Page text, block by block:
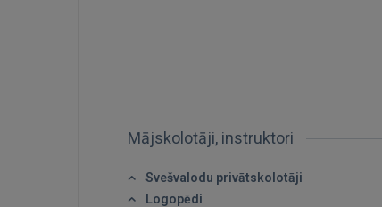
Mājskolotāji, instruktori
Svešvalodu privātskolotāji
Logopēdi